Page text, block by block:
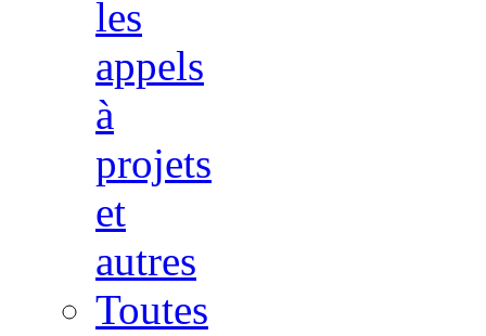
les
appels
à
projets
et
autres
Toutes